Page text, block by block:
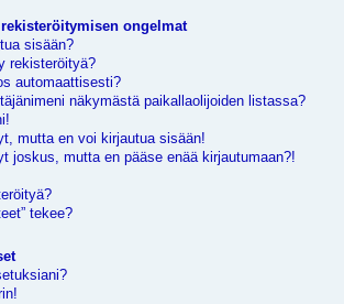
ongelmat
sisään?
rekisteröityä?
automaattisesti?
näkymästä paikallaolijoiden listassa?
mutta en voi kirjautua sisään!
joskus, mutta en pääse enää kirjautumaan?!
tekee?